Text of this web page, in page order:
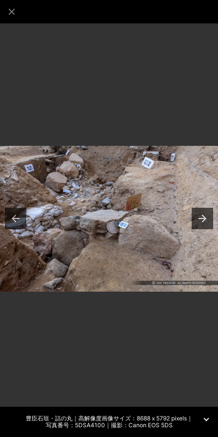
豊臣石垣・詰の丸｜高解像度画像サイズ：8688 x 5792 pixels｜
写真番号：5DSA4100｜撮影：Canon EOS 5DS